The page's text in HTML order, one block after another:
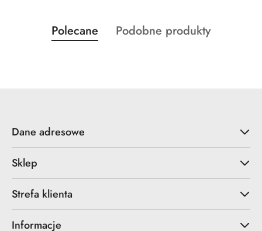
Pomiń karuzelę produktów
Produkty
o
Polecane
Produkty
Podobne produkty
Dane adresowe
Sklep
Strefa klienta
Informacje